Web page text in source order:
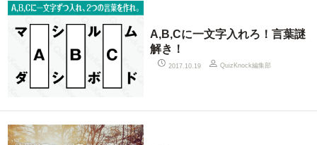
A,B,Cに一文字入れろ！言葉謎
解き！
2017.10.19 QuizKnock編集部